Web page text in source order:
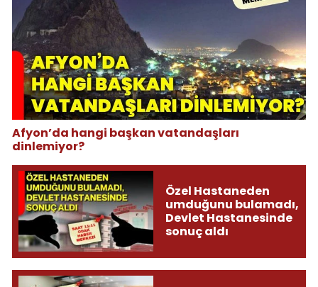
Afyon’da hangi başkan vatandaşları
dinlemiyor?
Özel Hastaneden
umduğunu bulamadı,
Devlet Hastanesinde
sonuç aldı